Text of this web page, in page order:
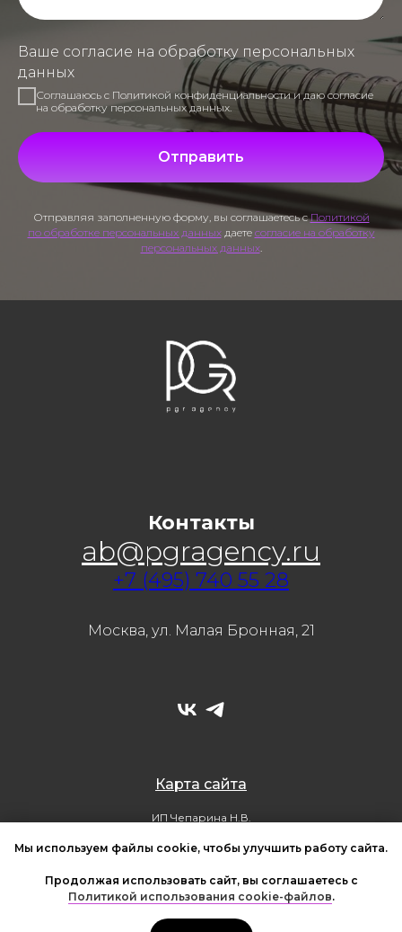
Ваше согласие на обработку персональных
данных
Соглашаюсь с Политикой конфиденциальности и даю согласие
на обработку персональных данных.
Отправить
Отправляя заполненную форму, вы соглашаетесь сПолитикой
по обработке персональных данныхдаете согласие на обработку
персональных данных.
Контакты
ab@pgragency.ru
+7 (495) 740 55 28
Москва, ул. Малая Бронная, 21
Мы используем файлы cookie, чтобы улучшить работу сайта.
Продолжая использовать сайт, вы соглашаетесь с
Политикой использования cookie-файлов.
Карта сайта
ИП Чепарина Н.В.
© Все права защищены. PGR agency, 2026
Политика обработки персональных данных
Согласие на обработку персональных данных